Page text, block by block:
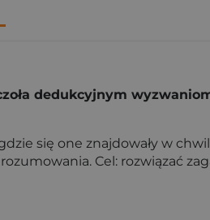
dedukcyjnym
się one znajdowały w
Cel: rozwiązać